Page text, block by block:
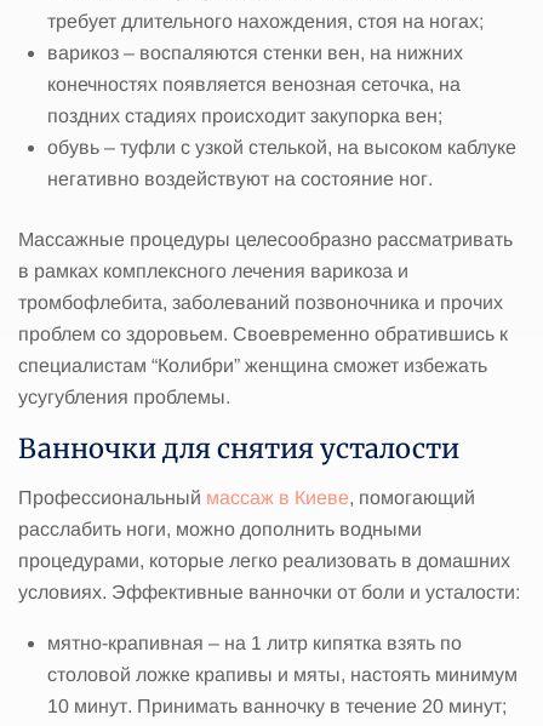
требует длительного нахождения, стоя на ногах;
варикоз – воспаляются стенки вен, на нижних
конечностях появляется венозная сеточка, на
поздних стадиях происходит закупорка вен;
обувь – туфли с узкой стелькой, на высоком каблуке
негативно воздействуют на состояние ног.
Массажные процедуры целесообразно рассматривать
в рамках комплексного лечения варикоза и
тромбофлебита, заболеваний позвоночника и прочих
проблем со здоровьем. Своевременно обратившись к
специалистам “Колибри” женщина сможет избежать
усугубления проблемы.
Ванночки для снятия усталости
Профессиональный массаж в Киеве, помогающий
расслабить ноги, можно дополнить водными
процедурами, которые легко реализовать в домашних
условиях. Эффективные ванночки от боли и усталости:
мятно-крапивная – на 1 литр кипятка взять по
столовой ложке крапивы и мяты, настоять минимум
10 минут. Принимать ванночку в течение 20 минут;